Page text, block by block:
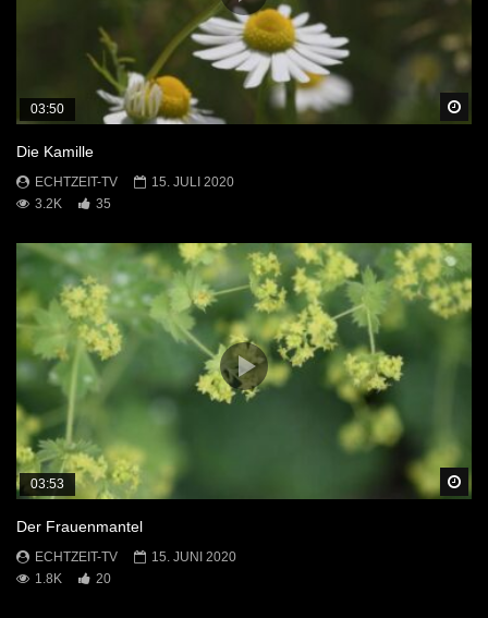
03:50
Die Kamille
ECHTZEIT-TV
15. JULI 2020
3.2K
35
03:53
Der Frauenmantel
ECHTZEIT-TV
15. JUNI 2020
1.8K
20